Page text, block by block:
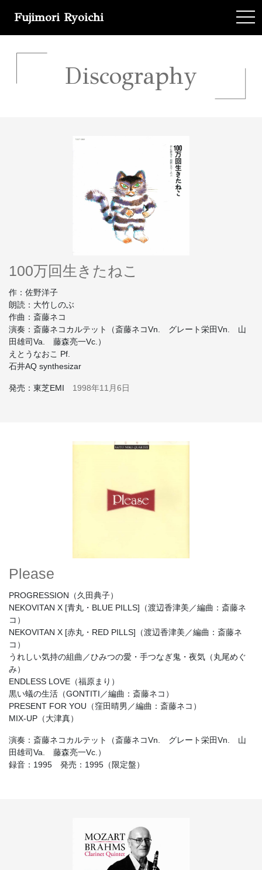
Fujimori Ryoichi
Discography
100万回生きたねこ
作：佐野洋子
朗読：大竹しのぶ
作曲：斎藤ネコ
演奏：斎藤ネコカルテット（斎藤ネコVn. グレート栄田Vn. 山
田雄司Va. 藤森亮一Vc.）
えとうなおこ Pf.
石井AQ synthesizar
発売：東芝EMI 1998年11月6日
Please
PROGRESSION（久田典子）
NEKOVITAN X [青丸・BLUE PILLS]（渡辺香津美／編曲：斎藤ネ
コ）
NEKOVITAN X [赤丸・RED PILLS]（渡辺香津美／編曲：斎藤ネ
コ）
うれしい気持の組曲／ひみつの愛・手つなぎ鬼・夜気（丸尾めぐ
み）
ENDLESS LOVE（福原まり）
黒い蟻の生活（GONTITI／編曲：斎藤ネコ）
PRESENT FOR YOU（窪田晴男／編曲：斎藤ネコ）
MIX-UP（大津真）
演奏：斎藤ネコカルテット（斎藤ネコVn. グレート栄田Vn. 山
田雄司Va. 藤森亮一Vc.）
録音：1995 発売：1995（限定盤）